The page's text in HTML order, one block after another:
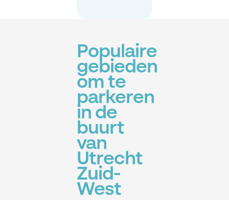
Populaire
gebieden
om te
parkeren
in de
buurt
van
Utrecht
Zuid-
West